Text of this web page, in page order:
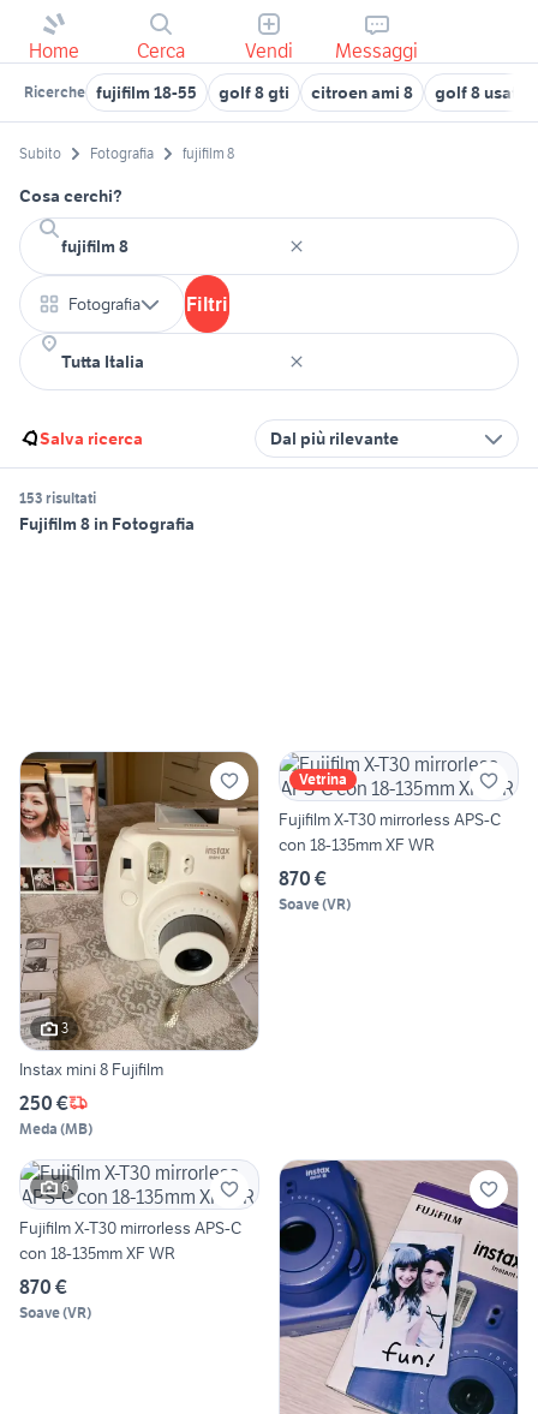
Home Cerca Vendi Messaggi
Ricerche fujifilm 18-55 golf 8 gti citroen ami 8 golf 8 usata
Subito Fotografia fujifilm 8
Cosa cerchi?
Fotografia Filtri
Salva ricerca Dal più rilevante
153 risultati
Fujifilm 8 in Fotografia
3
Instax mini 8 Fujifilm
250 €
Meda (MB)
Vetrina
Fujifilm X-T30 mirrorless APS-C
con 18-135mm XF WR
870 €
Soave(VR)
6
Fujifilm X-T30 mirrorless APS-C
con 18-135mm XF WR
870 €
Soave(VR)